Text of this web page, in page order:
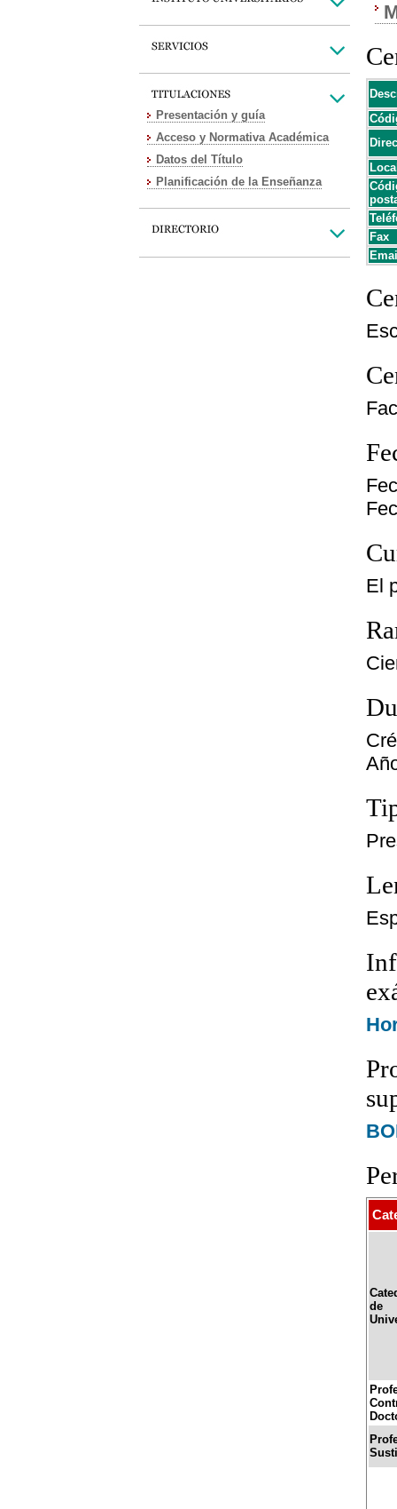
Presentación y guía
Acceso y Normativa Académica
Datos del Título
Planificación de la Enseñanza
Fax
El
de